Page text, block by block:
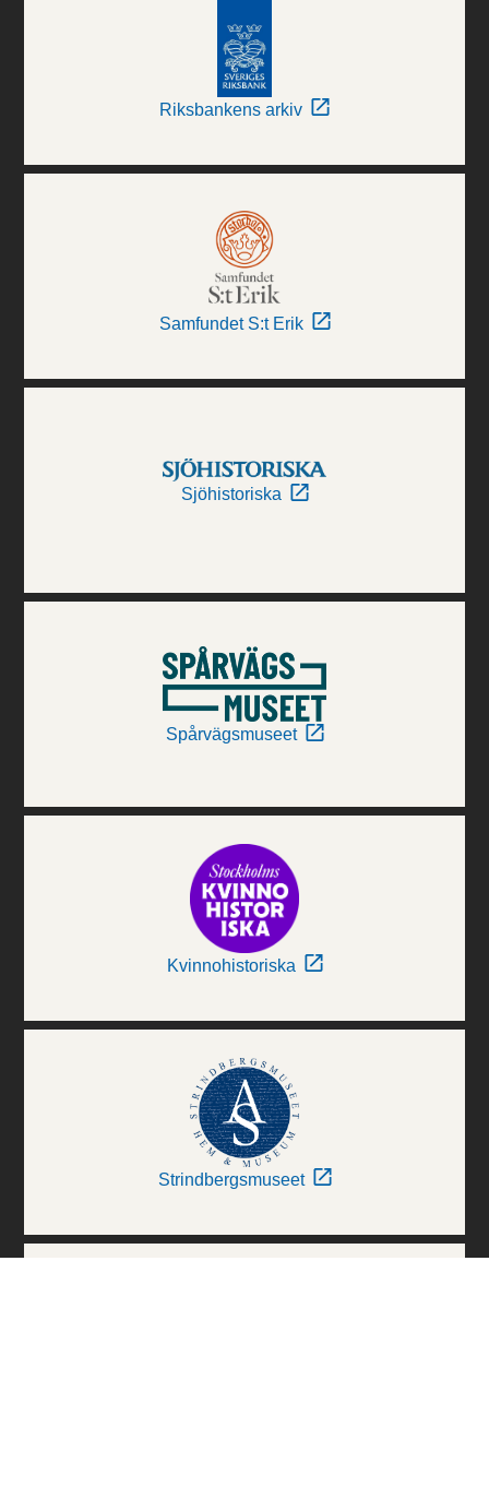
Riksbankens arkiv
Samfundet S:t Erik
Sjöhistoriska
Spårvägsmuseet
Kvinnohistoriska
Strindbergsmuseet